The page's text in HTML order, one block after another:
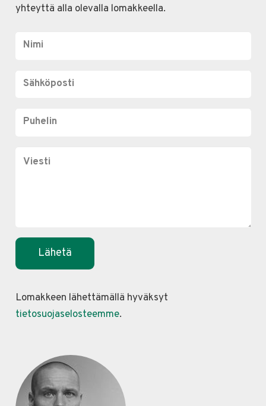
yhteyttä alla olevalla lomakkeella.
Lomakkeen lähettämällä hyväksyt
tietosuojaselosteemme.